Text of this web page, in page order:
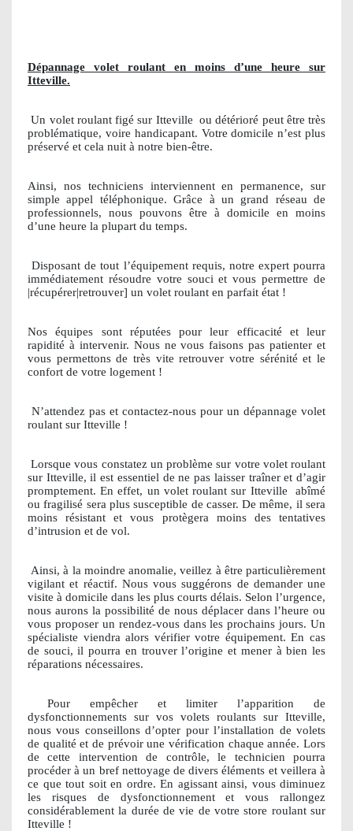
Dépannage volet roulant en moins d’une heure sur
Itteville.
Un volet roulant figé sur Itteville ou détérioré peut être très
problématique, voire handicapant. Votre domicile n’est plus
préservé et cela nuit à notre bien-être.
Ainsi, nos techniciens interviennent en permanence, sur
simple appel téléphonique. Grâce à un grand réseau de
professionnels, nous pouvons être à domicile en moins
d’une heure la plupart du temps.
Disposant de tout l’équipement requis, notre expert pourra
immédiatement résoudre votre souci et vous permettre de
|récupérer|retrouver] un volet roulant en parfait état !
Nos équipes sont réputées pour leur efficacité et leur
rapidité à intervenir. Nous ne vous faisons pas patienter et
vous permettons de très vite retrouver votre sérénité et le
confort de votre logement !
N’attendez pas et contactez-nous pour un dépannage volet
roulant sur Itteville !
Lorsque vous constatez un problème sur votre volet roulant
sur Itteville, il est essentiel de ne pas laisser traîner et d’agir
promptement. En effet, un volet roulant sur Itteville
abîmé
ou fragilisé sera plus susceptible de casser. De même, il sera
moins résistant et vous protègera moins des tentatives
d’intrusion et de vol.
Ainsi, à la moindre anomalie, veillez à être particulièrement
vigilant et réactif. Nous vous suggérons de demander une
visite à domicile dans les plus courts délais. Selon l’urgence,
nous aurons la possibilité de nous déplacer dans l’heure ou
vous proposer un rendez-vous dans les prochains jours. Un
spécialiste viendra alors vérifier votre équipement. En cas
de souci, il pourra en trouver l’origine et mener à bien les
réparations nécessaires.
Pour empêcher et limiter l’apparition de
dysfonctionnements sur vos volets roulants sur Itteville,
nous vous conseillons d’opter pour l’installation de volets
de qualité et de prévoir une vérification chaque année. Lors
de cette intervention de contrôle, le technicien pourra
procéder à un bref nettoyage de divers éléments et veillera à
ce que tout soit en ordre. En agissant ainsi, vous diminuez
les risques de dysfonctionnement et vous rallongez
considérablement la durée de vie de votre store roulant sur
Itteville !